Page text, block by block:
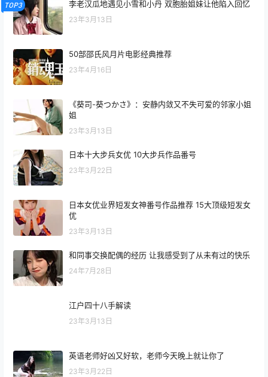
TOP3 李老汉瓜地遇见小雪和小丹 双胞胎姐妹让他陷入回忆
23年3月13日
50部邵氏风月片电影经典推荐
23年4月16日
《葵司-葵つかさ》：安静内敛又不失可爱的邻家小姐
姐
23年3月13日
日本十大步兵女优 10大步兵作品番号
23年3月22日
日本女优业界短发女神番号作品推荐 15大顶级短发女
优
23年3月13日
和同事交换配偶的经历 让我感受到了从未有过的快乐
24年7月28日
江户四十八手解读
23年3月13日
英语老师好凶又好软，老师今天晚上就让你了
23年3月22日